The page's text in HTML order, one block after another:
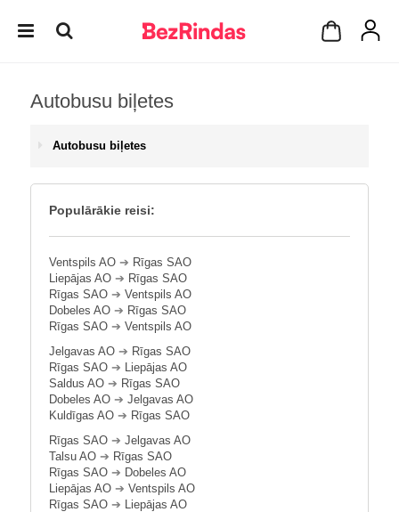
Autobusu biļetes
Autobusu biļetes
Populārākie reisi:
Ventspils AO ➔ Rīgas SAO
Liepājas AO ➔ Rīgas SAO
Rīgas SAO ➔ Ventspils AO
Dobeles AO ➔ Rīgas SAO
Rīgas SAO ➔ Ventspils AO
Jelgavas AO ➔ Rīgas SAO
Rīgas SAO ➔ Liepājas AO
Saldus AO ➔ Rīgas SAO
Dobeles AO ➔ Jelgavas AO
Kuldīgas AO ➔ Rīgas SAO
Rīgas SAO ➔ Jelgavas AO
Talsu AO ➔ Rīgas SAO
Rīgas SAO ➔ Dobeles AO
Liepājas AO ➔ Ventspils AO
Rīgas SAO ➔ Liepājas AO